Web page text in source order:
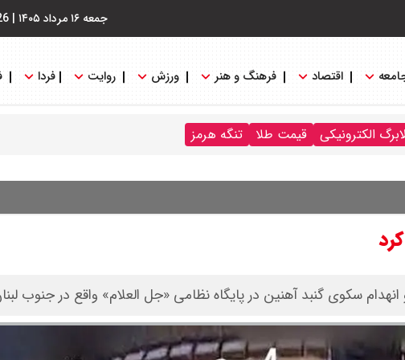
جمعه ۱۶ مرداد ۱۴۰۵ |
اقتصاد فرهنگ و هنر ورزش روایت فردا
الکترونیکی قیمت طلا تنگه هرمز
انهدام سکوی گنبد آهنین در پایگاه نظامی «جل العلام» واقع در جنوب